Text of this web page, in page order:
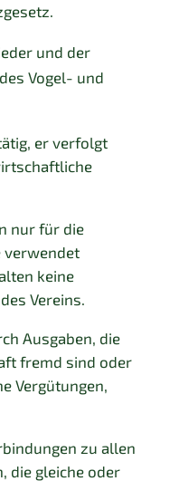
und der
Vogel- und
er verfolgt
nur für die
verwendet
keine
Vereins.
Ausgaben, die
fremd sind oder
Vergütungen,
zu allen
die gleiche oder